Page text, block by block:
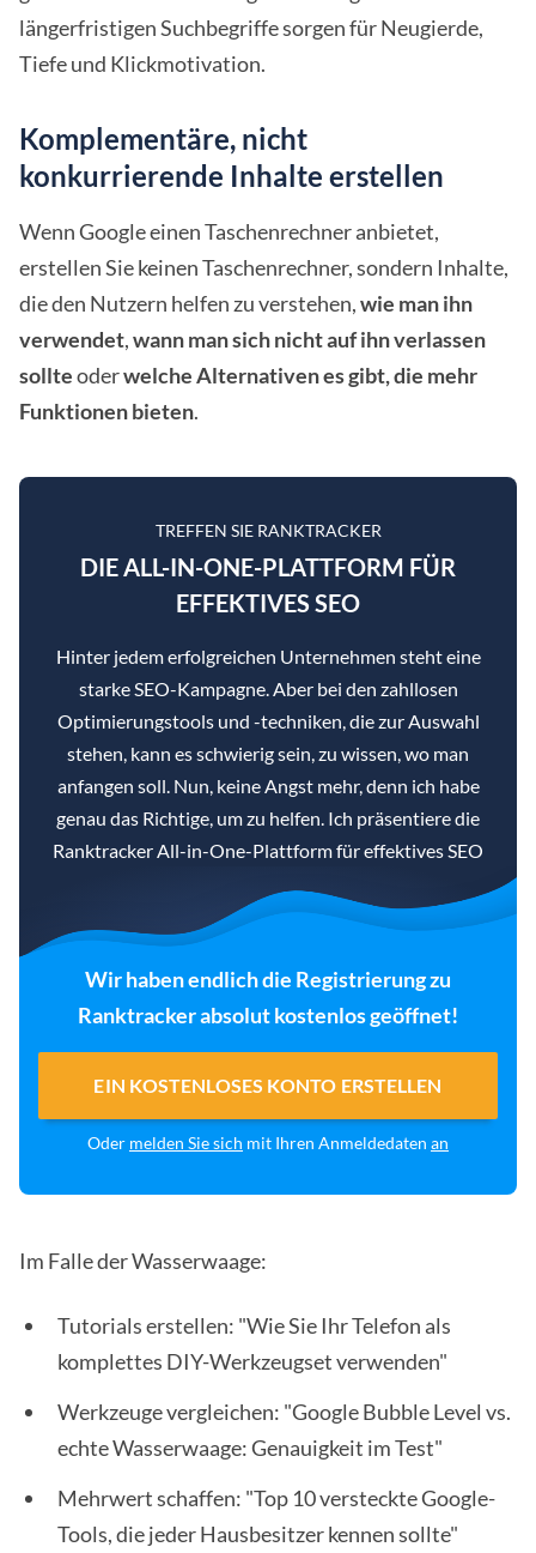
längerfristigen Suchbegriffe sorgen für Neugierde,
Tiefe und Klickmotivation.
Komplementäre, nicht
konkurrierende Inhalte erstellen
Wenn Google einen Taschenrechner anbietet,
erstellen Sie keinen Taschenrechner, sondern Inhalte,
die den Nutzern helfen zu verstehen,wie man ihn
verwendet,wann man sich nicht auf ihn verlassen
sollteoderwelche Alternativen es gibt, die mehr
Funktionen bieten.
TREFFEN SIE RANKTRACKER
DIE ALL-IN-ONE-PLATTFORM FÜR
EFFEKTIVES SEO
Hinter jedem erfolgreichen Unternehmen steht eine
starke SEO-Kampagne. Aber bei den zahllosen
Optimierungstools und -techniken, die zur Auswahl
stehen, kann es schwierig sein, zu wissen, wo man
anfangen soll. Nun, keine Angst mehr, denn ich habe
genau das Richtige, um zu helfen. Ich präsentiere die
Ranktracker All-in-One-Plattform für effektives SEO
Wir haben endlich die Registrierung zu
Ranktracker absolut kostenlos geöffnet!
EIN KOSTENLOSES KONTO ERSTELLEN
Oder melden Sie sich mit Ihren Anmeldedaten an
Im Falle der Wasserwaage:
Tutorials erstellen: "Wie Sie Ihr Telefon als
komplettes DIY-Werkzeugset verwenden"
Werkzeuge vergleichen: "Google Bubble Level vs.
echte Wasserwaage: Genauigkeit im Test"
Mehrwert schaffen: "Top 10 versteckte Google-
Tools, die jeder Hausbesitzer kennen sollte"